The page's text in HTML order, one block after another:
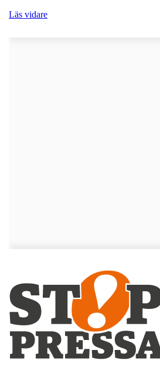
Läs vidare